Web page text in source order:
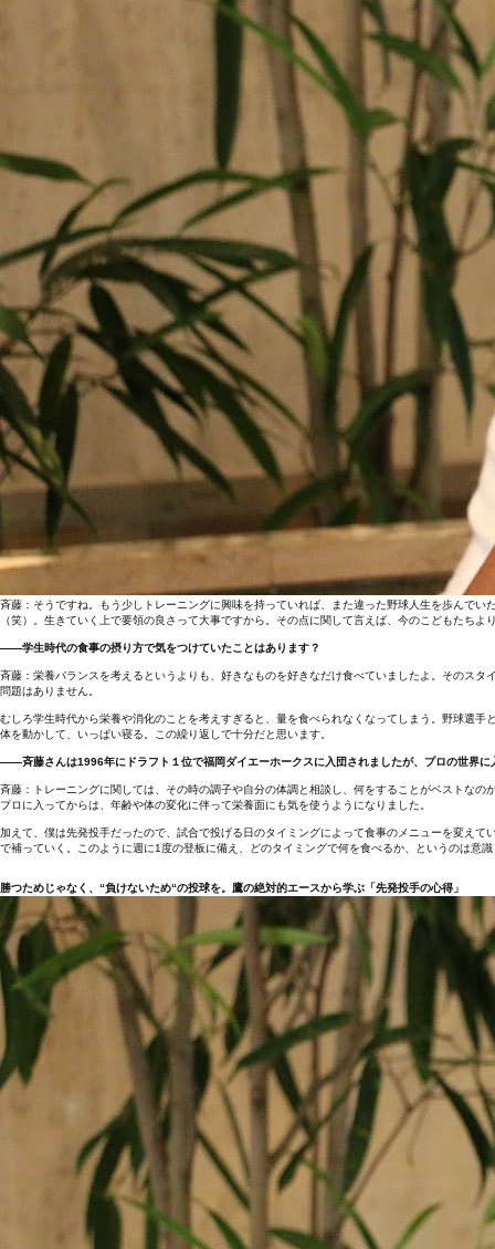
斉藤：そうですね。もう少しトレーニングに興味を持っていれば、また違った野球人生を歩んで
（笑）。生きていく上で要領の良さって大事ですから。その点に関して言えば、今のこどもたちよ
――学生時代の食事の摂り方で気をつけていたことはあります？
斉藤：栄養バランスを考えるというよりも、好きなものを好きなだけ食べていましたよ。そのス
問題はありません。
むしろ学生時代から栄養や消化のことを考えすぎると、量を食べられなくなってしまう。野球選
体を動かして、いっぱい寝る。この繰り返しで十分だと思います。
――斉藤さんは1996年にドラフト１位で福岡ダイエーホークスに入団されましたが、プロの世界
斉藤：トレーニングに関しては、その時の調子や自分の体調と相談し、何をすることがベストな
プロに入ってからは、年齢や体の変化に伴って栄養面にも気を使うようになりました。
加えて、僕は先発投手だったので、試合で投げる日のタイミングによって食事のメニューを変え
で補っていく。このように週に1度の登板に備え、どのタイミングで何を食べるか、というのは意
勝つためじゃなく、“負けないため“の投球を。鷹の絶対的エースから学ぶ「先発投手の心得」​